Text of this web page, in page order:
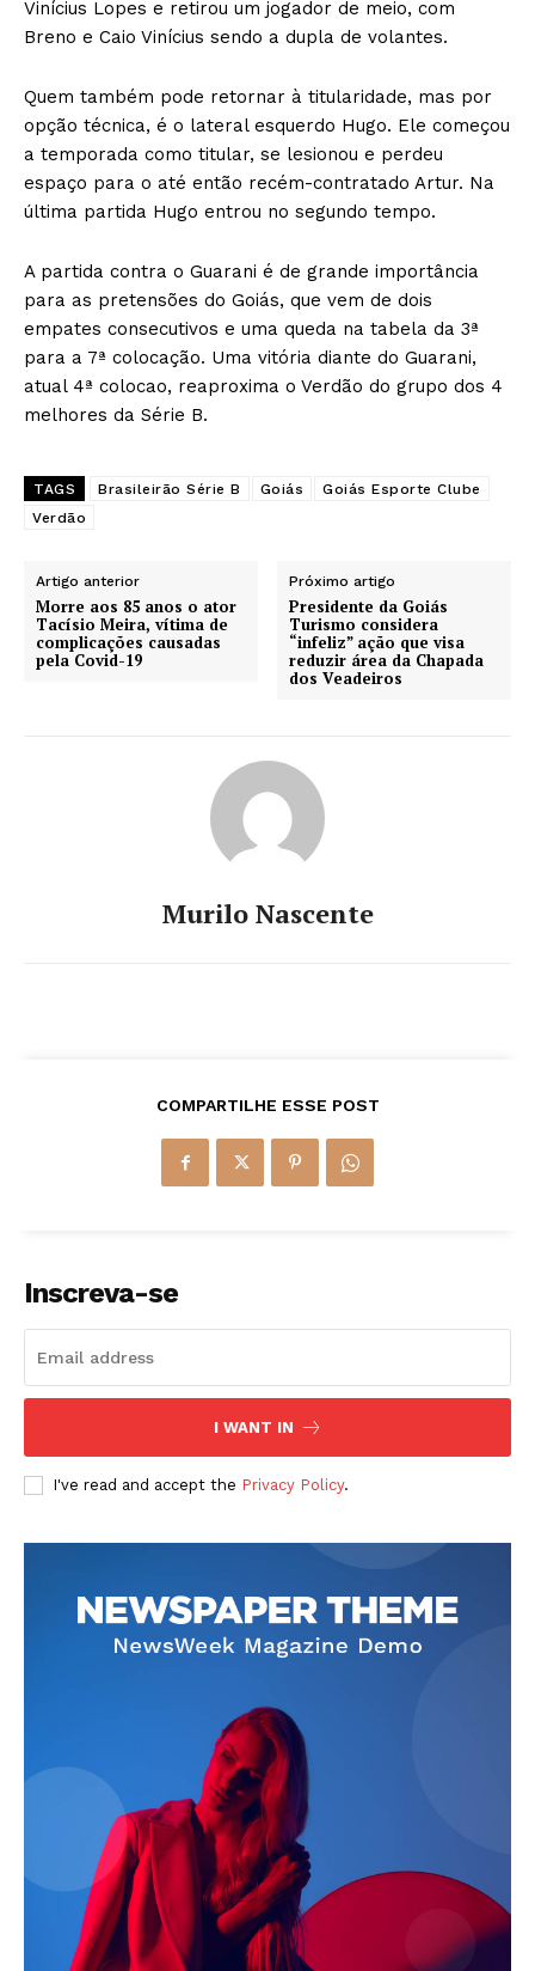
Vinícius Lopes e retirou um jogador de meio, com
Breno e Caio Vinícius sendo a dupla de volantes.
Quem também pode retornar à titularidade, mas por
opção técnica, é o lateral esquerdo Hugo. Ele começou
a temporada como titular, se lesionou e perdeu
espaço para o até então recém-contratado Artur. Na
última partida Hugo entrou no segundo tempo.
A partida contra o Guarani é de grande importância
para as pretensões do Goiás, que vem de dois
empates consecutivos e uma queda na tabela da 3ª
para a 7ª colocação. Uma vitória diante do Guarani,
atual 4ª colocao, reaproxima o Verdão do grupo dos 4
melhores da Série B.
TAGS Brasileirão Série B Goiás
Goiás Esporte Clube
Verdão
Artigo anterior
Morre aos 85 anos o ator
Tacísio Meira, vítima de
complicações causadas
pela Covid-19
Próximo artigo
Presidente da Goiás
Turismo considera
“infeliz” ação que visa
reduzir área da Chapada
dos Veadeiros
Murilo Nascente
COMPARTILHE ESSE POST
Inscreva-se
I WANT IN
I've read and accept the Privacy Policy.